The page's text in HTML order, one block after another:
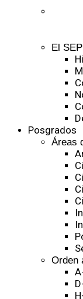
El SEP
Posgrados
Áreas
Orden